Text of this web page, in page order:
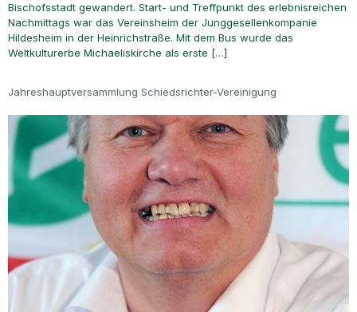
Bischofsstadt gewandert. Start- und Treffpunkt des erlebnisreichen
Nachmittags war das Vereinsheim der Junggesellenkompanie
Hildesheim in der Heinrichstraße. Mit dem Bus wurde das
Weltkulturerbe Michaeliskirche als erste […]
Jahreshauptversammlung Schiedsrichter-Vereinigung